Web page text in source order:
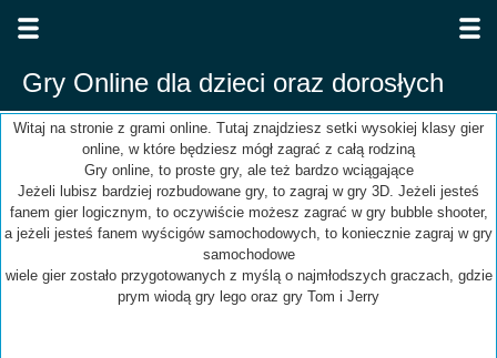
Gry Online dla dzieci oraz dorosłych
Witaj na stronie z grami online. Tutaj znajdziesz setki wysokiej klasy gier
online, w które będziesz mógł zagrać z całą rodziną
Gry online, to proste gry, ale też bardzo wciągające
Jeżeli lubisz bardziej rozbudowane gry, to zagraj w gry 3D. Jeżeli jesteś
fanem gier logicznym, to oczywiście możesz zagrać w gry bubble shooter,
a jeżeli jesteś fanem wyścigów samochodowych, to koniecznie zagraj w gry
samochodowe
wiele gier zostało przygotowanych z myślą o najmłodszych graczach, gdzie
prym wiodą gry lego oraz gry Tom i Jerry